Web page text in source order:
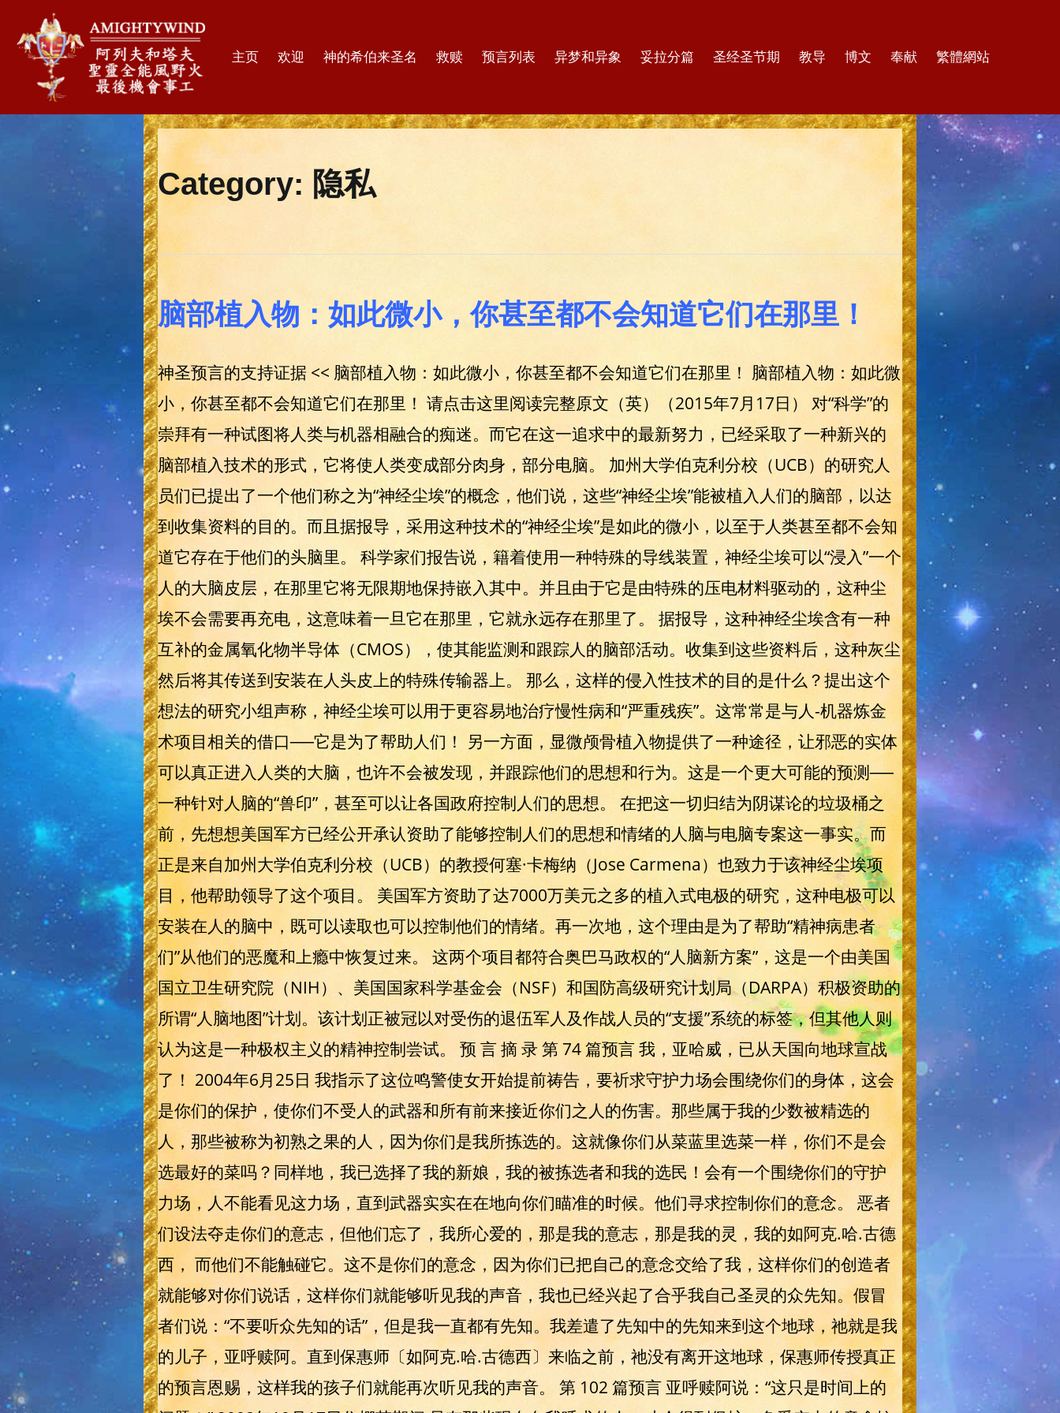
主页 欢迎 神的希伯来圣名 救赎 预言列表 异梦和异象 妥拉分篇 圣经圣节期 教导 博文 奉献 繁體網站
Category: 隐私
脑部植入物：如此微小，你甚至都不会知道它们在那里！
神圣预言的支持证据 << 脑部植入物：如此微小，你甚至都不会知道它们在那里！ 脑部植入物：如此微
小，你甚至都不会知道它们在那里！ 请点击这里阅读完整原文（英）（2015年7月17日） 对“科学”的
崇拜有一种试图将人类与机器相融合的痴迷。而它在这一追求中的最新努力，已经采取了一种新兴的
脑部植入技术的形式，它将使人类变成部分肉身，部分电脑。 加州大学伯克利分校（UCB）的研究人
员们已提出了一个他们称之为“神经尘埃”的概念，他们说，这些“神经尘埃”能被植入人们的脑部，以达
到收集资料的目的。而且据报导，采用这种技术的“神经尘埃”是如此的微小，以至于人类甚至都不会知
道它存在于他们的头脑里。 科学家们报告说，籍着使用一种特殊的导线装置，神经尘埃可以“浸入”一个
人的大脑皮层，在那里它将无限期地保持嵌入其中。并且由于它是由特殊的压电材料驱动的，这种尘
埃不会需要再充电，这意味着一旦它在那里，它就永远存在那里了。 据报导，这种神经尘埃含有一种
互补的金属氧化物半导体（CMOS），使其能监测和跟踪人的脑部活动。收集到这些资料后，这种灰尘
然后将其传送到安装在人头皮上的特殊传输器上。 那么，这样的侵入性技术的目的是什么？提出这个
想法的研究小组声称，神经尘埃可以用于更容易地治疗慢性病和“严重残疾”。这常常是与人-机器炼金
术项目相关的借口──它是为了帮助人们！ 另一方面，显微颅骨植入物提供了一种途径，让邪恶的实体
可以真正进入人类的大脑，也许不会被发现，并跟踪他们的思想和行为。这是一个更大可能的预测──
一种针对人脑的“兽印”，甚至可以让各国政府控制人们的思想。 在把这一切归结为阴谋论的垃圾桶之
前，先想想美国军方已经公开承认资助了能够控制人们的思想和情绪的人脑与电脑专案这一事实。而
正是来自加州大学伯克利分校（UCB）的教授何塞·卡梅纳（Jose Carmena）也致力于该神经尘埃项
目，他帮助领导了这个项目。 美国军方资助了达7000万美元之多的植入式电极的研究，这种电极可以
安装在人的脑中，既可以读取也可以控制他们的情绪。再一次地，这个理由是为了帮助“精神病患者
们”从他们的恶魔和上瘾中恢复过来。 这两个项目都符合奥巴马政权的“人脑新方案”，这是一个由美国
国立卫生研究院（NIH）、美国国家科学基金会（NSF）和国防高级研究计划局（DARPA）积极资助的
所谓“人脑地图”计划。该计划正被冠以对受伤的退伍军人及作战人员的“支援”系统的标签，但其他人则
认为这是一种极权主义的精神控制尝试。 预 言 摘 录 第 74 篇预言 我，亚哈威，已从天国向地球宣战
了！ 2004年6月25日 我指示了这位鸣警使女开始提前祷告，要祈求守护力场会围绕你们的身体，这会
是你们的保护，使你们不受人的武器和所有前来接近你们之人的伤害。那些属于我的少数被精选的
人，那些被称为初熟之果的人，因为你们是我所拣选的。这就像你们从菜蓝里选菜一样，你们不是会
选最好的菜吗？同样地，我已选择了我的新娘，我的被拣选者和我的选民！会有一个围绕你们的守护
力场，人不能看见这力场，直到武器实实在在地向你们瞄准的时候。他们寻求控制你们的意念。 恶者
们设法夺走你们的意志，但他们忘了，我所心爱的，那是我的意志，那是我的灵，我的如阿克.哈.古德
西， 而他们不能触碰它。这不是你们的意念，因为你们已把自己的意念交给了我，这样你们的创造者
就能够对你们说话，这样你们就能够听见我的声音，我也已经兴起了合乎我自己圣灵的众先知。假冒
者们说：“不要听众先知的话”，但是我一直都有先知。我差遣了先知中的先知来到这个地球，祂就是我
的儿子，亚呼赎阿。直到保惠师〔如阿克.哈.古德西〕来临之前，祂没有离开这地球，保惠师传授真正
的预言恩赐，这样我的孩子们就能再次听见我的声音。 第 102 篇预言 亚呼赎阿说：“这只是时间上的